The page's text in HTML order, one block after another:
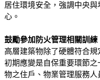
居住環境安全，強調中央
心。
鼓勵參加防火管理相關訓
高層建築物除了硬體符合
初期應變是自保重要環節
物之住戶、物業管理服務